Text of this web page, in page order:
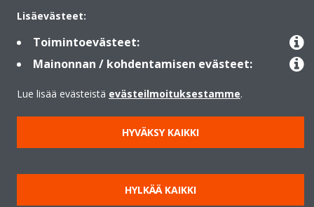
Lisäevästeet:
Toimintoevästeet:
Mainonnan / kohdentamisen evästeet:
Lue lisää evästeistä evästeilmoituksestamme.
HYVÄKSY KAIKKI
HYLKÄÄ KAIKKI